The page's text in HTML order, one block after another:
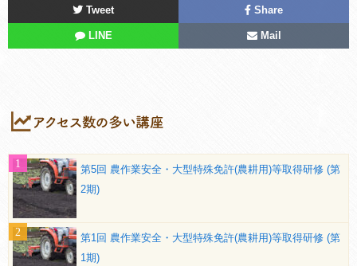
Tweet Share
LINE Mail
第5回 農作業安全・大型特殊免許(農耕用)等取得研修 (第
2期)
第1回 農作業安全・大型特殊免許(農耕用)等取得研修 (第
1期)